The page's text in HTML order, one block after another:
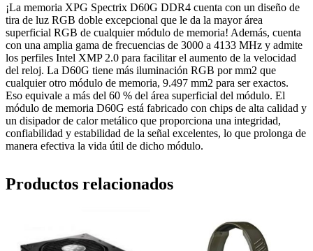
¡La memoria XPG Spectrix D60G DDR4 cuenta con un diseño de
tira de luz RGB doble excepcional que le da la mayor área
superficial RGB de cualquier módulo de memoria! Además, cuenta
con una amplia gama de frecuencias de 3000 a 4133 MHz y admite
los perfiles Intel XMP 2.0 para facilitar el aumento de la velocidad
del reloj. La D60G tiene más iluminación RGB por mm2 que
cualquier otro módulo de memoria, 9.497 mm2 para ser exactos.
Eso equivale a más del 60 % del área superficial del módulo. El
módulo de memoria D60G está fabricado con chips de alta calidad y
un disipador de calor metálico que proporciona una integridad,
confiabilidad y estabilidad de la señal excelentes, lo que prolonga de
manera efectiva la vida útil de dicho módulo.
Productos relacionados